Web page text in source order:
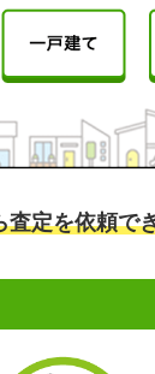
査定を依頼で